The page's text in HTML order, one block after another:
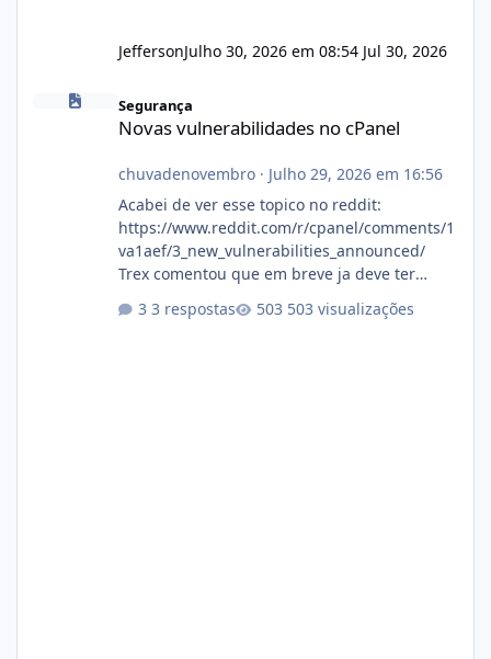
JeffersonJulho 30, 2026 em 08:54 Jul 30, 2026
Novas vulnerabilidades no cPanel
Segurança
Novas vulnerabilidades no cPanel
chuvadenovembro· Julho 29, 2026 em 16:56
Acabei de ver esse topico no reddit:
https://www.reddit.com/r/cpanel/comments/1
va1aef/3_new_vulnerabilities_announced/
Trex comentou que em breve ja deve ter
3 respostas 503 visualizações